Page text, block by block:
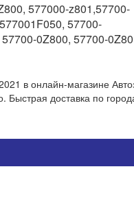
577000-z801,57700-
577001F050, 57700-
0Z800, 57700-
в онлайн-магазине
Быстрая доставка по
также
4212 грн